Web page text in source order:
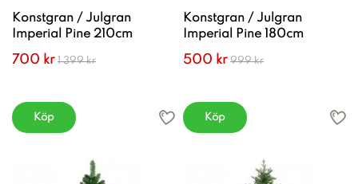
Konstgran / Julgran
Imperial Pine 210cm
700 kr 1 399 kr
Köp
Konstgran / Julgran
Imperial Pine 180cm
500 kr 999 kr
Köp